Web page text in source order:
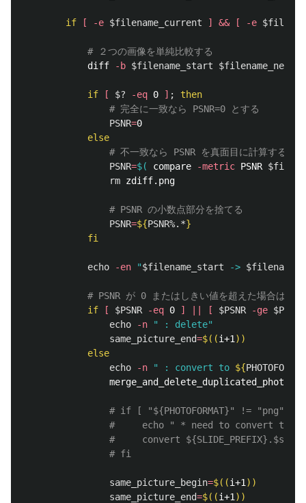
if [ -e $filename_current ] && [ -e
# ２つの画像を単純比較する
            diff
-b $filename_start $filename_next
if [ $? -eq 0 ] ;
then
# 完全に一致なら PSNR=0 とする
PSNR=0
else
# 不一致なら PSNR を真面目に計算する
PSNR=$( compare -metric PSNR
rm zdiff.png
# PSNR の小数点部分を捨てる
PSNR=${PSNR%.*}
fi
echo -en "$filename_start ->
# PSNR が 0 またはしきい値を超えた場合は削除
if
[ $PSNR -eq 0 ] [ $PSNR -ge
echo
-n
" : delete"
same_picture_end=$((i+1 ))
else
echo
-n " : convert to ${PHOTOFORMAT
                merge_and_delete_duplicated_photos
# if [ "${PHOTOFORMAT}" != "png" ];
#     echo " * need to convert to
#     convert
# fi
same_picture_begin=$((i+1 ))
same_picture_end=$((i+1 ))